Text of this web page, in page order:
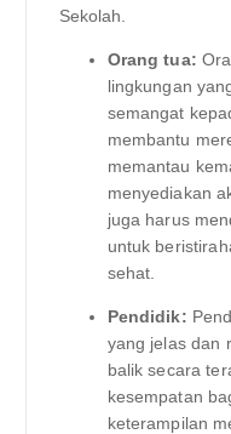
Sekolah.
Orang tua:
lingkungan
semangat
membantu
memantau
menyediakan
juga harus
untuk
sehat.
Pendidik:
yang jelas dan
balik secara
kesempatan
keterampilan